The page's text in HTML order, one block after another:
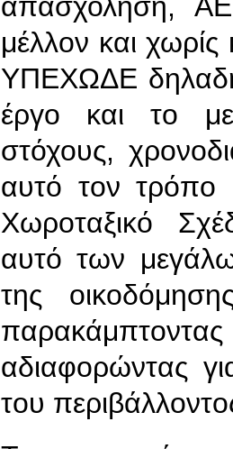
μέλλον και
ΥΠΕΧΩΔΕ δηλαδή
έργο και το
στόχους,
αυτό τον τρόπο
Χωροταξικό
αυτό των
της
αδιαφορώντας
του